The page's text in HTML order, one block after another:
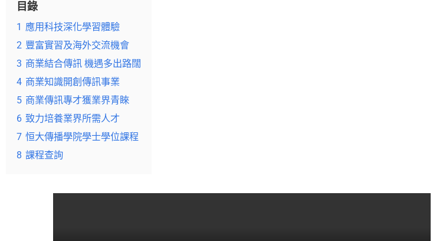
目錄
1 應用科技深化學習體驗
2 豐富實習及海外交流機會
3 商業結合傳訊 機遇多出路闊
4 商業知識開創傳訊事業
5 商業傳訊專才獲業界青睞
6 致力培養業界所需人才
7 恒大傳播學院學士學位課程
8 課程查詢